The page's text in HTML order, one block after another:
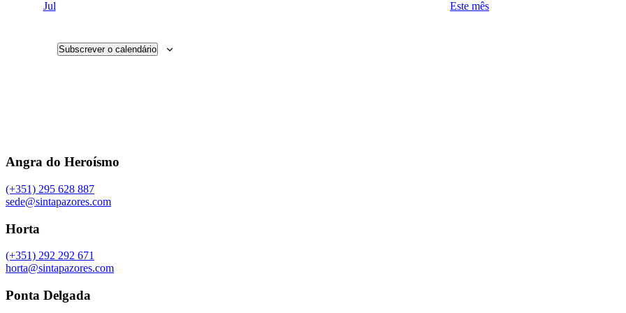
Jul Este mês
Subscrever o calendário
Angra do Heroísmo
(+351) 295 628 887
sede@sintapazores.com
Horta
(+351) 292 292 671
horta@sintapazores.com
Ponta Delgada